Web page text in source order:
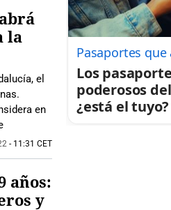
la
el
en
- 11:31 CET
años:
y
Pasaportes
Los
poderosos
¿está el tuyo?